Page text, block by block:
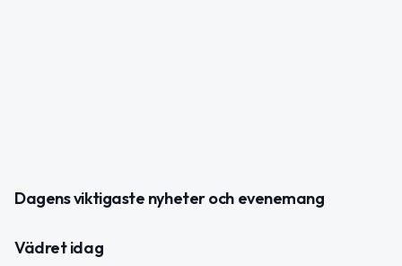
Dagens viktigaste nyheter och evenemang
Vädret idag